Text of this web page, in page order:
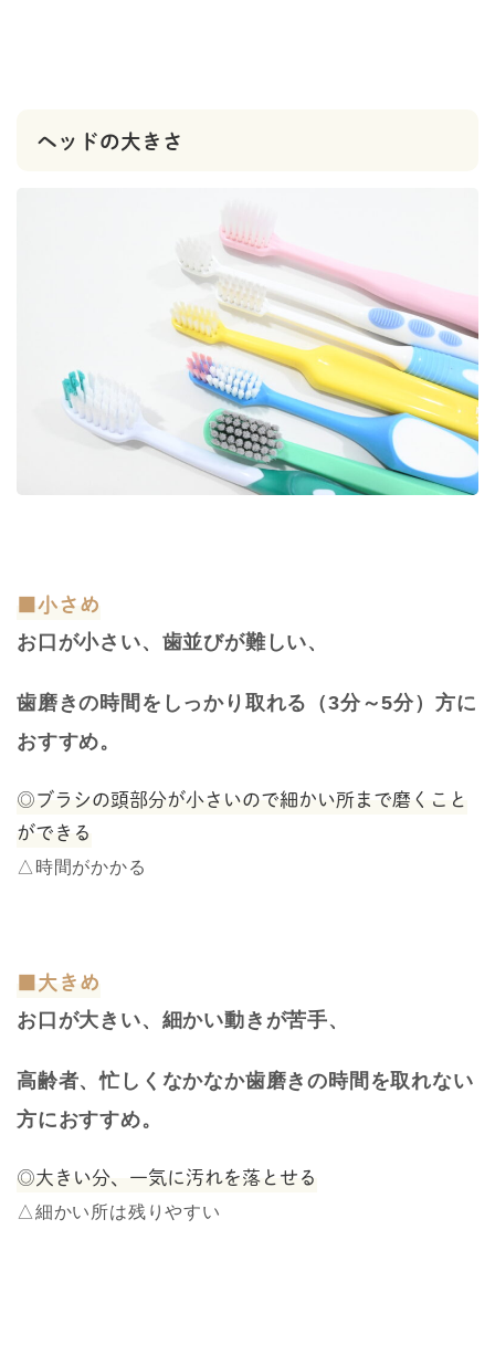
ヘッドの大きさ
■小さめ
お口が小さい、歯並びが難しい、
歯磨きの時間をしっかり取れる（3分～5分）方に
おすすめ。
◎ブラシの頭部分が小さいので細かい所まで磨くこと
ができる
△時間がかかる
■大きめ
お口が大きい、細かい動きが苦手、
高齢者、忙しくなかなか歯磨きの時間を取れない
方におすすめ。
◎大きい分、一気に汚れを落とせる
△細かい所は残りやすい